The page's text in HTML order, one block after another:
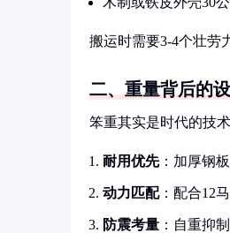
搬运时需要3-4个壮劳
二、重量背后的
笨重其实是时代的技术
耐用优先：加厚钢
动力匹配：配合12
防震考量 ：自重抑